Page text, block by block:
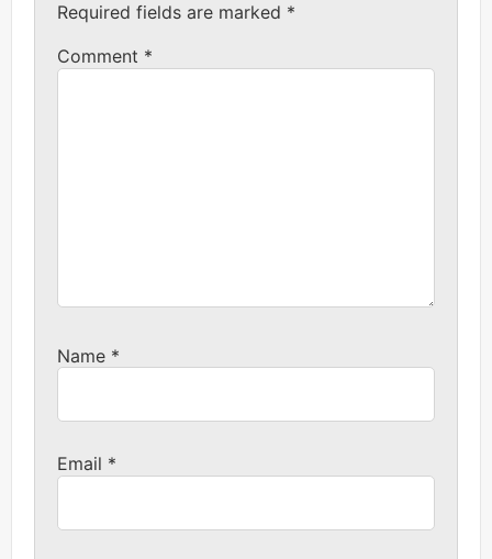
Required fields are marked *
Comment *
Name *
Email *